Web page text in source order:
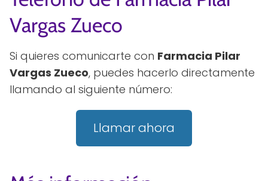
Vargas Zueco
Si quieres comunicarte con Farmacia Pilar
Vargas Zueco, puedes hacerlo directamente
llamando al siguiente número:
Llamar ahora